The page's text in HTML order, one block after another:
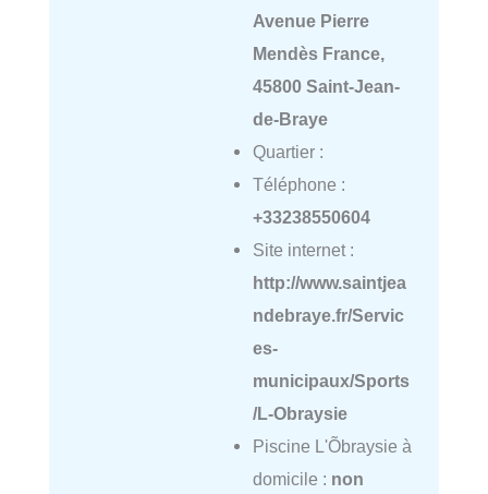
Avenue Pierre
Mendès France,
45800 Saint-Jean-
de-Braye
Quartier :
Téléphone :
+33238550604
Site internet :
http://www.saintjea
ndebraye.fr/Servic
es-
municipaux/Sports
/L-Obraysie
Piscine L'Õbraysie à
domicile : non